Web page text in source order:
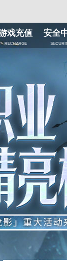
戏充值
recharge
安全